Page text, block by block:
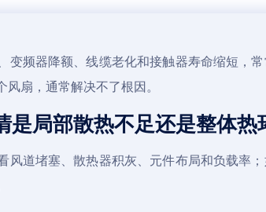
变频器降额、线缆老化和接触器寿命缩短，
扇，通常解决不了根因。
是局部散热不足还是整体热
道堵塞、散热器积灰、元件布局和负载率